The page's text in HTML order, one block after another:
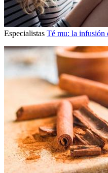
Especialistas Té mu: la infusión